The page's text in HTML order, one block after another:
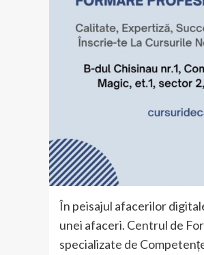
În peisajul afacerilor
unei afaceri. Centrul de
specializate de